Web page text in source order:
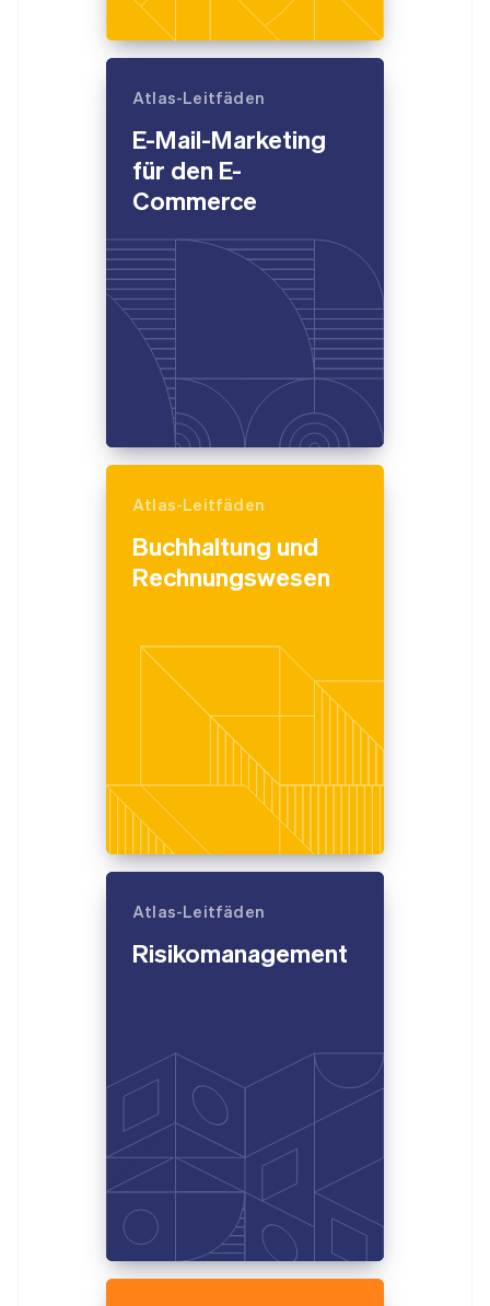
Atlas-Leitfäden
E-Mail-Marketing
für den E-
Commerce
Atlas-Leitfäden
Buchhaltung und
Rechnungswesen
Atlas-Leitfäden
Risikomanagement